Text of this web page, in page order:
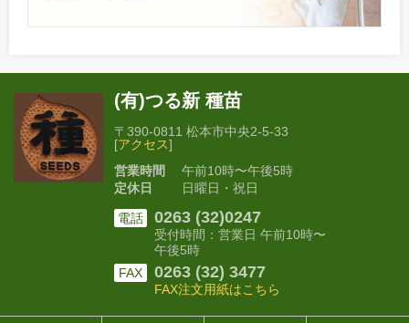
(有)つる新 種苗
〒390-0811 松本市中央2-5-33
[アクセス]
営業時間
午前10時〜午後5時
定休日
日曜日・祝日
電話 0263 (32)0247
受付時間：営業日 午前10時〜
午後5時
FAX
0263 (32) 3477
FAX注文用紙はこちら